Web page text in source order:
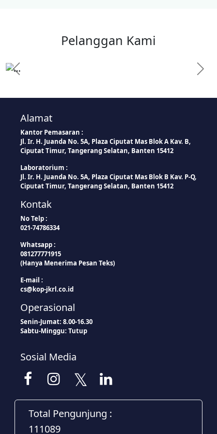
Pelanggan Kami
Previous Next
Alamat
Kantor Pemasaran :
Jl. Ir. H. Juanda No. 5A, Plaza Ciputat Mas Blok A Kav. B,
Ciputat Timur, Tangerang Selatan, Banten 15412
Laboratorium :
Jl. Ir. H. Juanda No. 5A, Plaza Ciputat Mas Blok B Kav. P-Q,
Ciputat Timur, Tangerang Selatan, Banten 15412
Kontak
No Telp :
021-74786334
Whatsapp :
081277771915
(Hanya Menerima Pesan Teks)
E-mail :
cs@kop-jkrl.co.id
Operasional
Senin-Jumat: 8.00-16.30
Sabtu-Minggu: Tutup
Sosial Media
Total Pengunjung :
111089